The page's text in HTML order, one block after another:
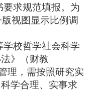
要求规范填报。为
视图显示比例调
校哲学社会科学
》（财教
理，需按照研究实
学合理、实事求